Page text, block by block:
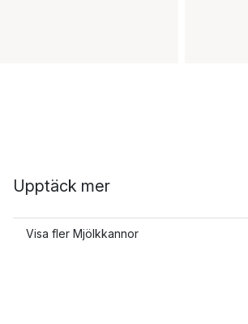
Upptäck mer
Visa fler Mjölkkannor